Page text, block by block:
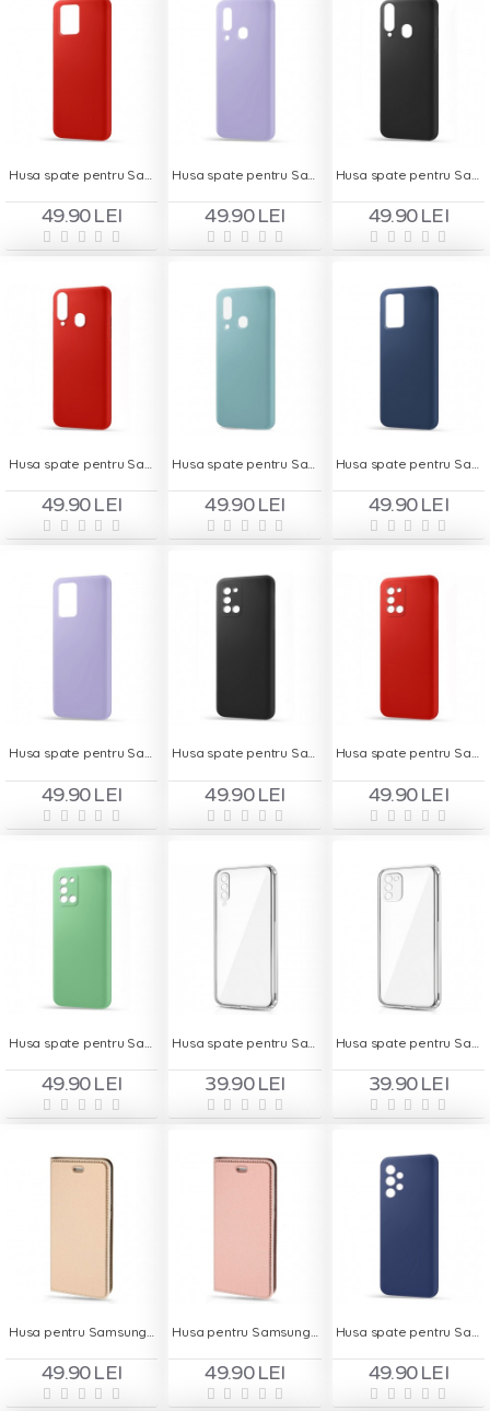
49.90 LEI 49.90 LEI 49.90 LEI
49.90 LEI 49.90 LEI 49.90 LEI
Husa spate pentru Samsung A31 - Silicon Line Mov
49.90 LEI
Husa spate pentru Samsung A31 - Silicon Line Negru
49.90 LEI
Husa spate pentru Samsung A31 - Silicon Line Rosu
49.90 LEI
49.90 LEI 39.90 LEI 39.90 LEI
49.90 LEI 49.90 LEI 49.90 LEI